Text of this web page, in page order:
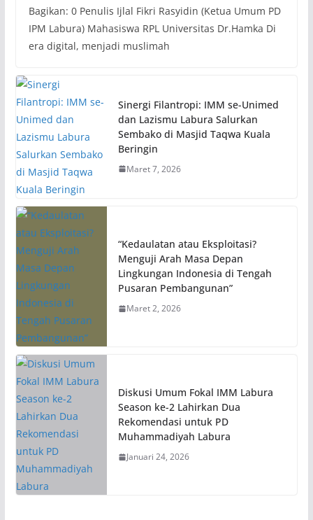
Bagikan: 0 Penulis Ijlal Fikri Rasyidin (Ketua Umum PD
IPM Labura) Mahasiswa RPL Universitas Dr.Hamka Di
era digital, menjadi muslimah
Sinergi Filantropi: IMM se-Unimed
dan Lazismu Labura Salurkan
Sembako di Masjid Taqwa Kuala
Beringin
Maret 7, 2026
“Kedaulatan atau Eksploitasi?
Menguji Arah Masa Depan
Lingkungan Indonesia di Tengah
Pusaran Pembangunan”
Maret 2, 2026
Diskusi Umum Fokal IMM Labura
Season ke-2 Lahirkan Dua
Rekomendasi untuk PD
Muhammadiyah Labura
Januari 24, 2026